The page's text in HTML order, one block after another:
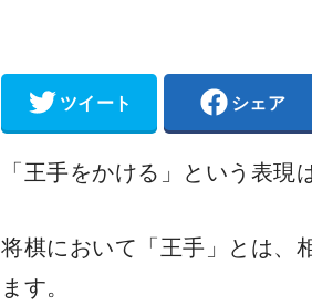
ツイート シェア
「王手をかける」という表現
将棋において「王手」とは、
ます。